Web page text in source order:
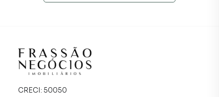
temos uma equipe de marketing digital focada em produzir
imóvel mais rápido. Contamos também com um time de
programadores, corretores treinados e uma central de
atendimento preparada para atender proprietários e
CRECI: 50050